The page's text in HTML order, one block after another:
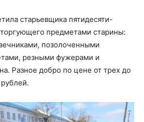
старьевщика пятидесяти-
предметами старины:
позолоченными
резными фужерами и
Разное добро по цене от трех до